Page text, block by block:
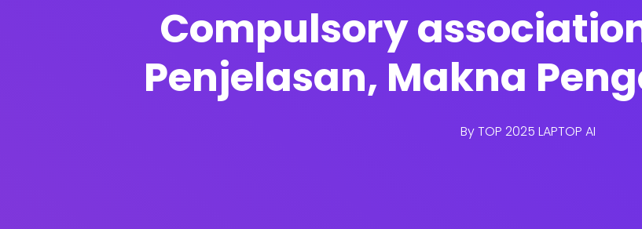
Compulsory
Penjelasan, Makna
ByTOP 2025 LAPTOP AI